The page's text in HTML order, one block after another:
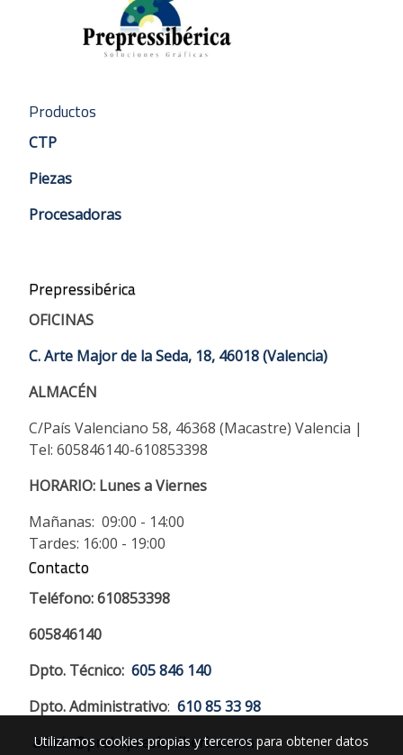
Productos
CTP
Piezas
Procesadoras
Prepressibérica
OFICINAS
C. Arte Major de la Seda, 18, 46018 (Valencia)
ALMACÉN
C/País Valenciano 58, 46368 (Macastre) Valencia |
Tel: 605846140-610853398
HORARIO: Lunes a Viernes
Mañanas: 09:00 - 14:00
Tardes: 16:00 - 19:00
Contacto
Teléfono: 610853398
605846140
Dpto. Técnico: 605 846 140
Dpto. Administrativo: 610 85 33 98
admin@preimpresioniberica.com
Utilizamos cookies propias y terceros para obtener datos